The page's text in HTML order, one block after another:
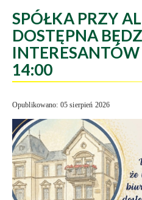
SPÓŁKA PRZY
DOSTĘPNA
14:00
Opublikowano: 05 sierpień 2026